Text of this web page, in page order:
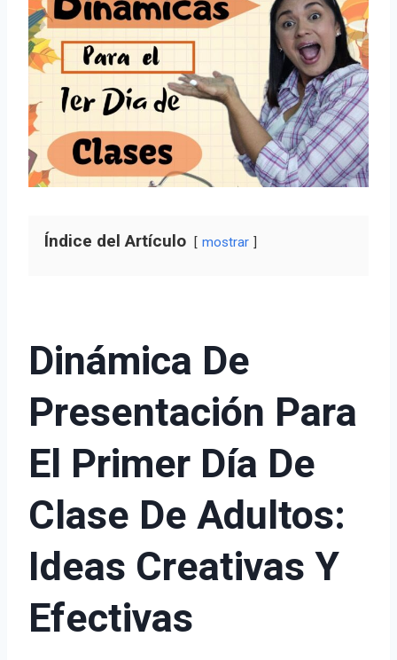
Índice del Artículo mostrar
Dinámica De
Presentación Para
El Primer Día De
Clase De Adultos:
Ideas Creativas Y
Efectivas